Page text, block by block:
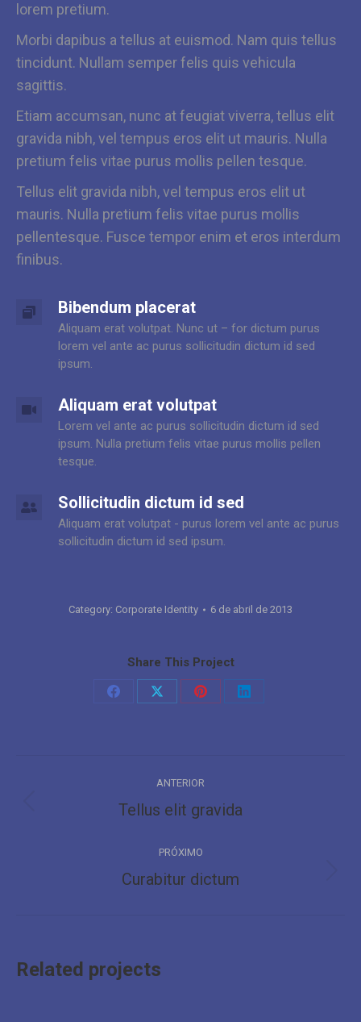
lorem pretium.
Morbi dapibus a tellus at euismod. Nam quis tellus
tincidunt. Nullam semper felis quis vehicula
sagittis.
Etiam accumsan, nunc at feugiat viverra, tellus elit
gravida nibh, vel tempus eros elit ut mauris. Nulla
pretium felis vitae purus mollis pellen tesque.
Tellus elit gravida nibh, vel tempus eros elit ut
mauris. Nulla pretium felis vitae purus mollis
pellentesque. Fusce tempor enim et eros interdum
finibus.
Bibendum placerat
Aliquam erat volutpat. Nunc ut – for dictum purus
lorem vel ante ac purus sollicitudin dictum id sed
ipsum.
Aliquam erat volutpat
Lorem vel ante ac purus sollicitudin dictum id sed
ipsum. Nulla pretium felis vitae purus mollis pellen
tesque.
Sollicitudin dictum id sed
Aliquam erat volutpat - purus lorem vel ante ac purus
sollicitudin dictum id sed ipsum.
Category: Corporate Identity 6 de abril de 2013
Share This Project
Share
Share
Share
Share
navigation
ANTERIOR
Previous
Tellus elit gravida
PRÓXIMO
Next
Curabitur dictum
Related projects